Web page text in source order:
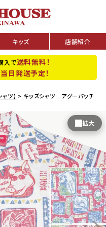
キッズ 店舗紹介
入で送料無料！
当日発送予定！
ツ】 キッズシャツ アグーパッチ